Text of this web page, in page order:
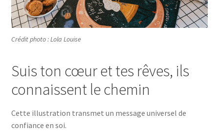
Crédit photo : Lola Louise
Suis ton cœur et tes rêves, ils
connaissent le chemin
Cette illustration transmet un message universel de
confiance en soi.